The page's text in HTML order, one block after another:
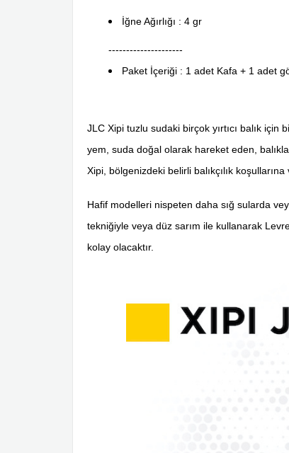
İğne Ağırlığı : 4 gr
---------------------
Paket İçeriği : 1 adet Kafa + 1 adet
JLC Xipi tuzlu sudaki birçok yırtıcı balık
yem, suda doğal olarak hareket eden,
Xipi, bölgenizdeki belirli balıkçılık
Hafif modelleri nispeten daha sığ sularda
tekniğiyle veya düz sarım ile kullanarak
kolay olacaktır.